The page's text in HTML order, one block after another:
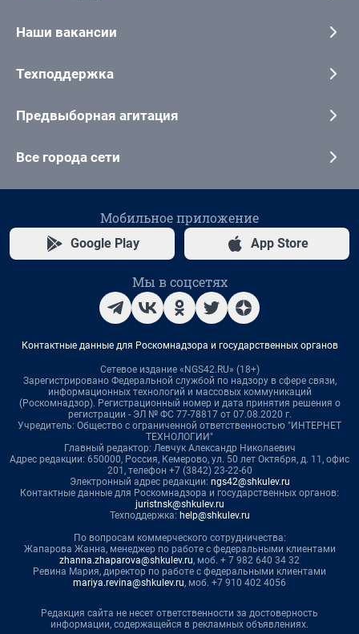
Наши вакансии
Техподдержка
Предвыборная агитация
Все города сети
Мобильное приложение
Google Play App Store
Мы в соцсетях
Контактные данные для Роскомнадзора и государственных органов
Сетевое издание «NGS42.RU» (18+)
Зарегистрировано Федеральной службой по надзору в сфере связи,
информационных технологий и массовых коммуникаций
(Роскомнадзор). Регистрационный номер и дата принятия решения о
регистрации - ЭЛ № ФС 77-78817 от 07.08.2020 г.
Учредитель: Общество с ограниченной ответственностью "ИНТЕРНЕТ
ТЕХНОЛОГИИ"
Главный редактор: Левчук Александр Николаевич
Адрес редакции: 650000, Россия, Кемерово, ул. 50 лет Октября, д. 11, офис
201, телефон +7 (3842) 23-22-60
Электронный адрес редакции: ngs42@shkulev.ru
Контактные данные для Роскомнадзора и государственных органов:
juristnsk@shkulev.ru
Техподдержка: help@shkulev.ru
По вопросам коммерческого сотрудничества:
Жапарова Жанна, менеджер по работе с федеральными клиентами
zhanna.zhaparova@shkulev.ru, моб. + 7 982 640 34 32
Ревина Мария, директор по работе с федеральными клиентами
mariya.revina@shkulev.ru, моб. +7 910 402 4056
Редакция сайта не несет ответственности за достоверность
информации, содержащейся в рекламных объявлениях.